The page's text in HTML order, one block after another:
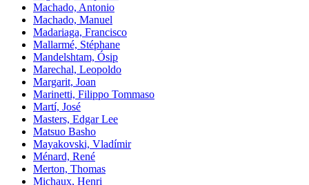
Machado, Antonio
Machado, Manuel
Madariaga, Francisco
Mallarmé, Stéphane
Mandelshtam, Ósip
Marechal, Leopoldo
Margarit, Joan
Marinetti, Filippo Tommaso
Martí, José
Masters, Edgar Lee
Matsuo Basho
Mayakovski, Vladímir
Ménard, René
Merton, Thomas
Michaux, Henri